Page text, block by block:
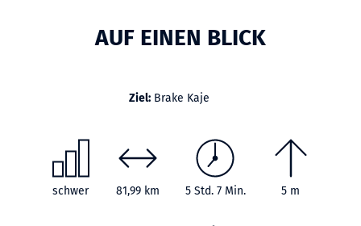
AUF EINEN BLICK
Ziel:Brake Kaje
schwer 81,99 km 5 Std. 7 Min. 5 m